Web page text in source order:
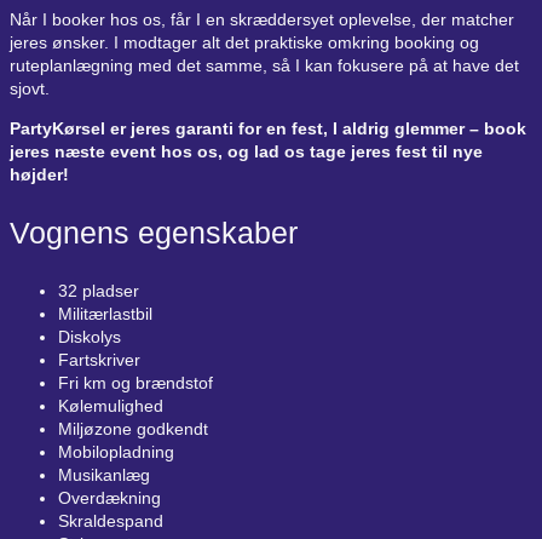
Når I booker hos os, får I en skræddersyet oplevelse, der matcher
jeres ønsker. I modtager alt det praktiske omkring booking og
ruteplanlægning med det samme, så I kan fokusere på at have det
sjovt.
PartyKørsel er jeres garanti for en fest, I aldrig glemmer – book
jeres næste event hos os, og lad os tage jeres fest til nye
højder!
Vognens egenskaber
32 pladser
Militærlastbil
Diskolys
Fartskriver
Fri km og brændstof
Kølemulighed
Miljøzone godkendt
Mobilopladning
Musikanlæg
Overdækning
Skraldespand